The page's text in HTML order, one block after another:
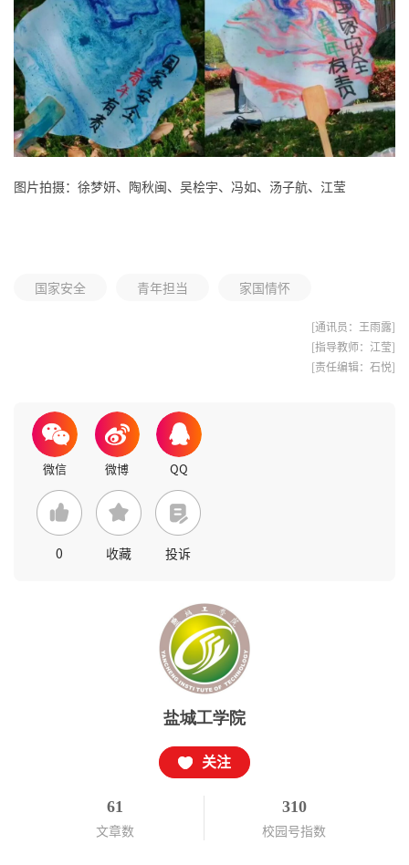
图片拍摄：徐梦妍、陶秋闽、吴桧宇、冯如、汤子航、江莹
国家安全 青年担当 家国情怀
[通讯员：王雨露]
[指导教师：江莹]
[责任编辑：石悦]
0 收藏 投诉
盐城工学院
关注
61
文章数
310
校园号指数